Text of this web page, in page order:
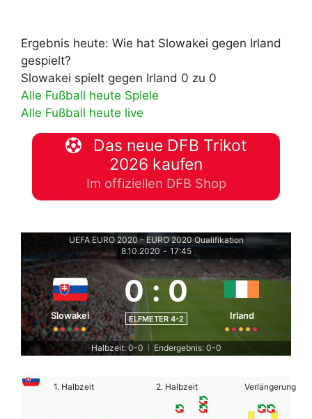
Ergebnis heute: Wie hat Slowakei gegen Irland
gespielt?
Slowakei spielt gegen Irland 0 zu 0
Alle Fußball heute Spiele
Alle Fußball heute live
Das neue DFB Trikot
2026 kaufen
Im offiziellen DFB Shop
UEFA EURO 2020 - EURO 2020 Qualifikation
8.10.2020 - 17:45
Slowakei
0 : 0
ELFMETER 4-2 Irland
Halbzeit: 0-0 Endergebnis: 0-0
1. Halbzeit 2. Halbzeit Verlängerung